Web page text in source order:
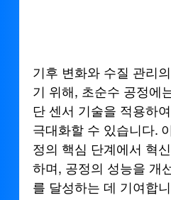
기후 변화와 수질 관리
기 위해, 초순수 공정에
단 센서 기술을 적용하
극대화할 수 있습니다.
정의 핵심 단계에서 혁
하며, 공정의 성능을 개
를 달성하는 데 기여합